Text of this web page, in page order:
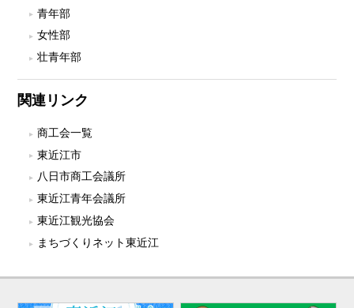
青年部
女性部
壮青年部
関連リンク
商工会一覧
東近江市
八日市商工会議所
東近江青年会議所
東近江観光協会
まちづくりネット東近江